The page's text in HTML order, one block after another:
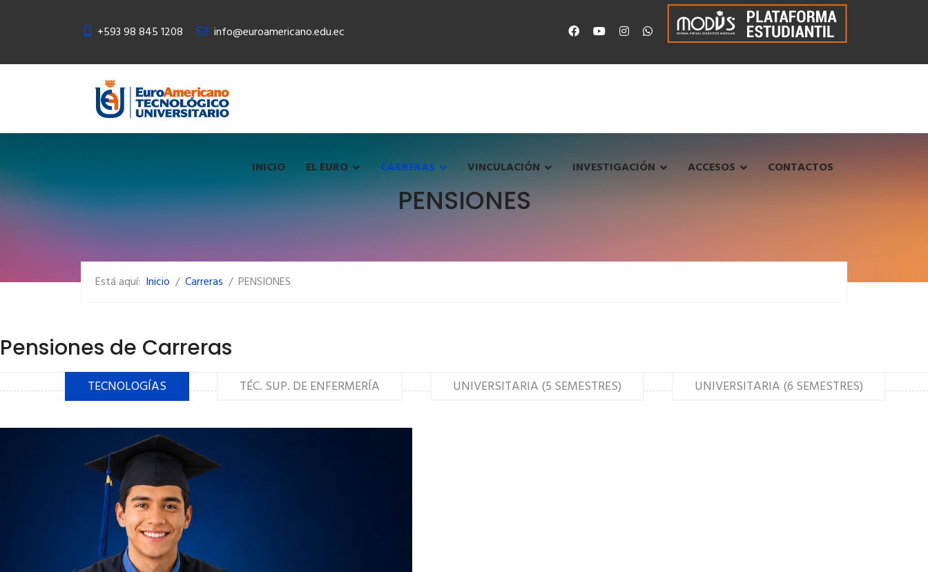
+593 98 845 1208 info@euroamericano.edu.ec
INICIO EL EURO CARRERAS VINCULACIÓN INVESTIGACIÓN ACCESOS CONTACTOS
PENSIONES
Está aquí: Inicio Carreras PENSIONES
Pensiones de Carreras
TECNOLOGÍAS TÉC. SUP. DE ENFERMERÍA UNIVERSITARIA (5 SEMESTRES) UNIVERSITARIA (6 SEMESTRES)